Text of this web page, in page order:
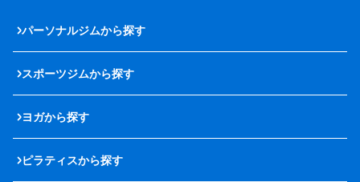
パーソナルジムから探す
スポーツジムから探す
ヨガから探す
ピラティスから探す